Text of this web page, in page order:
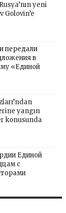
yeni
Golovin’e
передали
в
«Единой
yangın
konusunda
Единой
с